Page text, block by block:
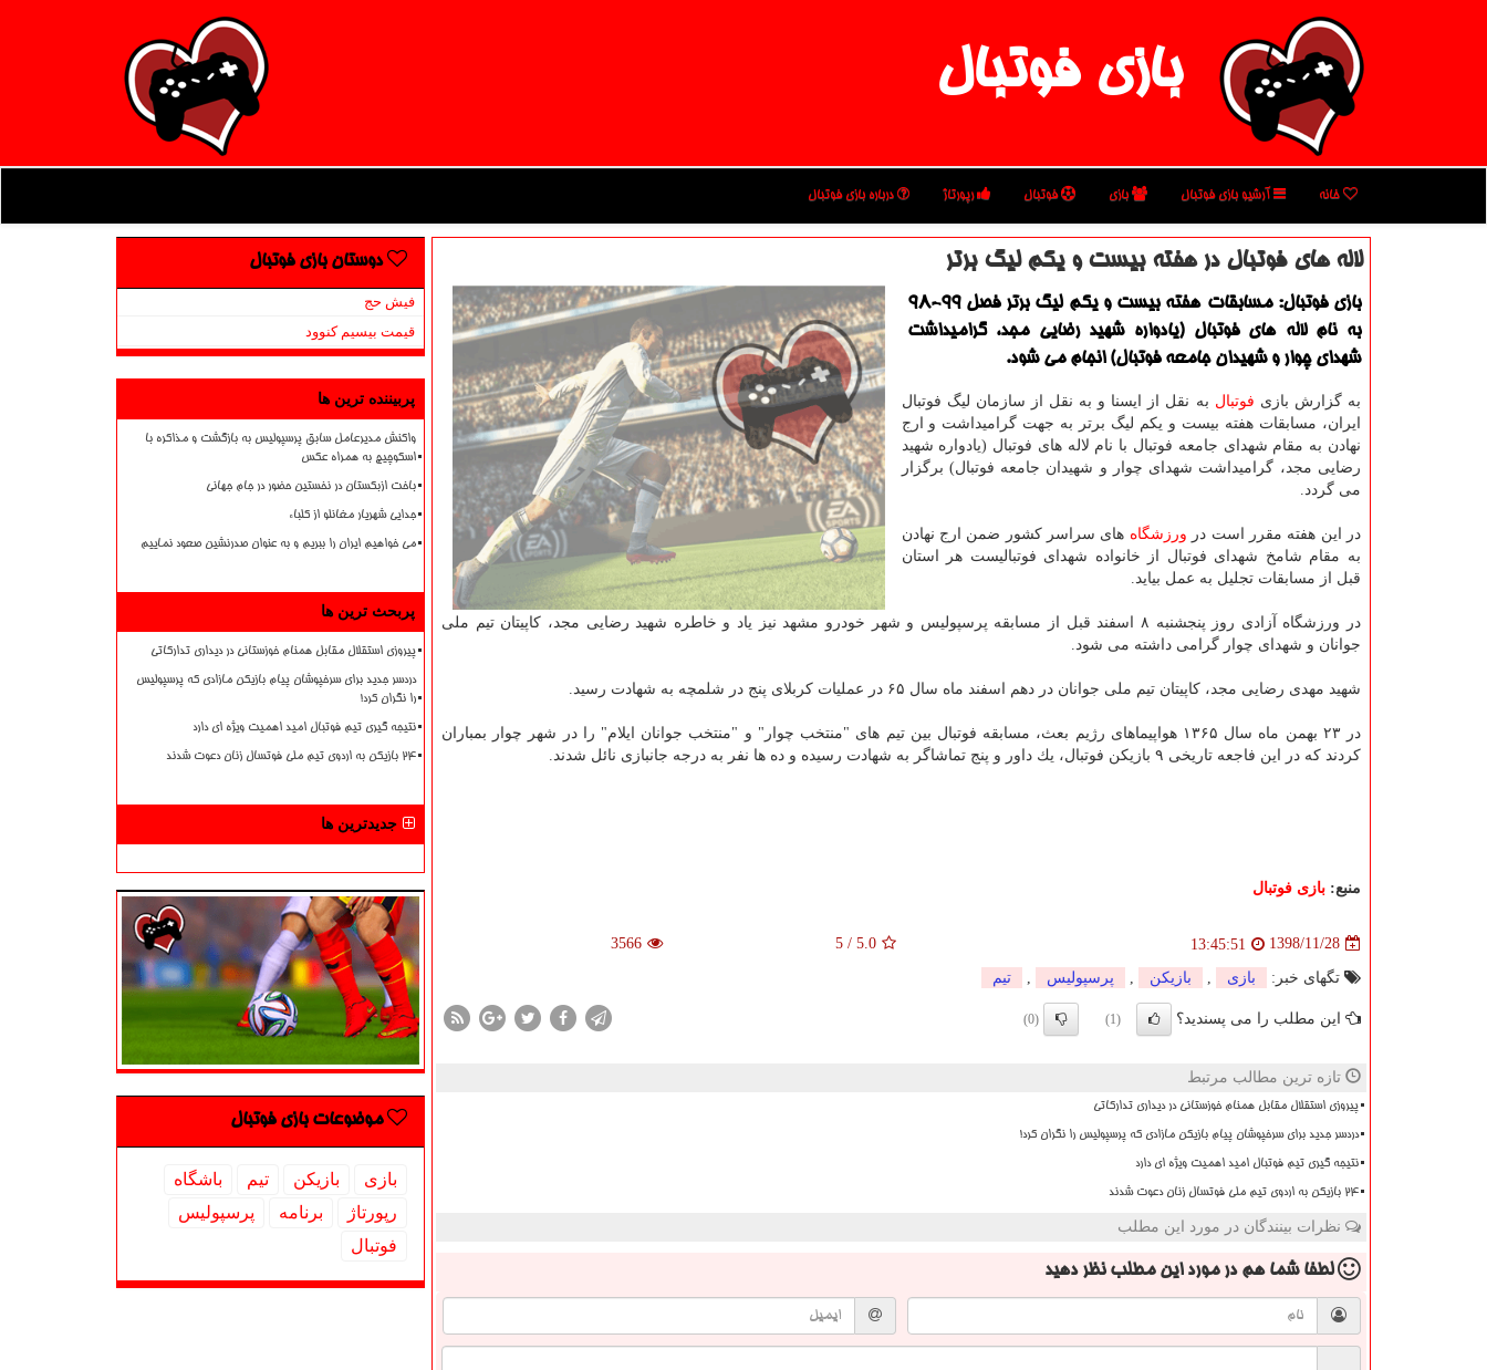
بازی فوتبال
خانه آرشیو بازی فوتبال بازی فوتبال رپورتاژ درباره بازی فوتبال
لاله های فوتبال در هفته بیست و یكم لیگ برتر
بازی فوتبال: مسابقات هفته بیست و یكم لیگ برتر فصل 99-98
به نام لاله های فوتبال (یادواره شهید رضایی مجد، گرامیداشت
شهدای چوار و شهیدان جامعه فوتبال) انجام می شود.
به گزارش بازی فوتبال به نقل از ایسنا و به نقل از سازمان لیگ فوتبال
ایران، مسابقات هفته بیست و یكم لیگ برتر به جهت گرامیداشت و ارج
نهادن به مقام شهدای جامعه فوتبال با نام لاله های فوتبال (یادواره شهید
رضایی مجد، گرامیداشت شهدای چوار و شهیدان جامعه فوتبال) برگزار
می گردد.
در این هفته مقرر است در ورزشگاه های سراسر كشور ضمن ارج نهادن
به مقام شامخ شهدای فوتبال از خانواده شهدای فوتبالیست هر استان
قبل از مسابقات تجلیل به عمل بیاید.
در ورزشگاه آزادی روز پنجشنبه ۸ اسفند قبل از مسابقه پرسپولیس و شهر خودرو مشهد نیز یاد و خاطره شهید رضایی مجد، كاپیتان تیم ملی
جوانان و شهدای چوار گرامی داشته می شود.
شهید مهدی رضایی مجد، كاپیتان تیم ملی جوانان در دهم اسفند ماه سال ۶۵ در عملیات كربلای پنج در شلمچه به شهادت رسید.
در ۲۳ بهمن ماه سال ۱۳۶۵ هواپیماهای رژیم بعث، مسابقه فوتبال بین تیم های "منتخب چوار" و "منتخب جوانان ایلام" را در شهر چوار بمباران
كردند كه در این فاجعه تاریخی ۹ بازیكن فوتبال، یك داور و پنج تماشاگر به شهادت رسیده و ده ها نفر به درجه جانبازی نائل شدند.
منبع: بازی فوتبال
1398/11/28
13:45:51
5.0
/
5
3566
تگهای خبر: بازی بازیكن پرسپولیس تیم
این مطلب را می پسندید؟ (1)
(0)
تازه ترین مطالب مرتبط
پیروزی استقلال مقابل همنام خوزستانی در دیداری تدارکاتی
دردسر جدید برای سرخپوشان پیام بازیکن مازادی که پرسپولیس را نگران کرد!
نتیجه گیری تیم فوتبال امید اهمیت ویژه ای دارد
۲۴ بازیکن به اردوی تیم ملی فوتسال زنان دعوت شدند
نظرات بینندگان در مورد این مطلب
لطفا شما همدر مورد این مطلب نظر دهید
دوستان بازی فوتبال
فیش حج
قیمت بیسیم کنوود
پربیننده ترین ها
واکنش مدیرعامل سابق پرسپولیس به بازگشت و مذاکره با
اسکوچیچ به همراه عکس
باخت ازبکستان در نخستین حضور در جام جهانی
جدایی شهریار مغانلو از کلباء
می خواهیم ایران را ببریم و به عنوان صدرنشین صعود نماییم
پربحث ترین ها
پیروزی استقلال مقابل همنام خوزستانی در دیداری تدارکاتی
دردسر جدید برای سرخپوشان پیام بازیکن مازادی که پرسپولیس
را نگران کرد!
نتیجه گیری تیم فوتبال امید اهمیت ویژه ای دارد
۲۴ بازیکن به اردوی تیم ملی فوتسال زنان دعوت شدند
جدیدترین ها
موضوعات بازی فوتبال
بازی بازیكن تیم
باشگاه
رپورتاژ
برنامه
پرسپولیس
فوتبال